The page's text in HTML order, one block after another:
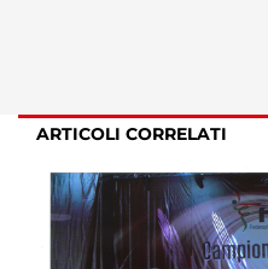
ARTICOLI CORRELATI